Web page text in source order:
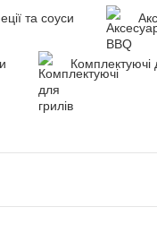
та соуси
Комплектуючі